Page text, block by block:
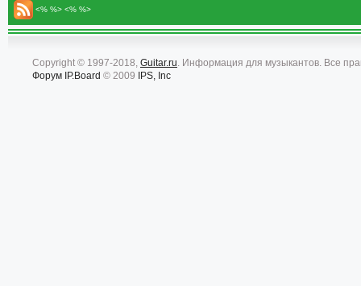
<% %> <% %>
Copyright © 1997-2018, Guitar.ru. Информация для музыкантов. Все
Форум IP.Board © 2009 IPS, Inc